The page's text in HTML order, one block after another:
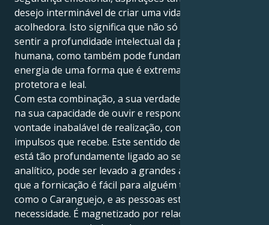
desejo interminável de criar uma vida protetora e
acolhedora. Isto significa que não só é capaz de
sentir a profundidade intelectual da parceria
humana, como também pode fundamentar a sua
energia de uma forma que é extremamente fiável,
protetora e leal.
Com esta combinação, a sua verdadeira força reside
na sua capacidade de ouvir e responder com uma
vontade inabalável de realização, com base nos
impulsos que recebe. Este sentido de serviço, que
está tão profundamente ligado ao seu Virgem
analítico, pode ser levado a grandes alturas, uma vez
que a fornicação é fácil para alguém tão psíquico
como o Caranguejo, e as pessoas estão sempre em
necessidade. É magnetizado por relações expansivas